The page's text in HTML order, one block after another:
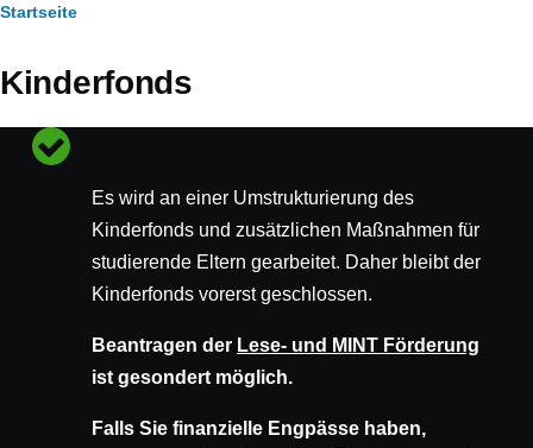
Pfadnavigation
Startseite
Kinderfonds
Statusmeldung
Es wird an einer Umstrukturierung des
Kinderfonds und zusätzlichen Maßnahmen für
studierende Eltern gearbeitet. Daher bleibt der
Kinderfonds vorerst geschlossen.
Beantragen der Lese- und MINT Förderung
ist gesondert möglich.
Falls Sie finanzielle Engpässe haben,